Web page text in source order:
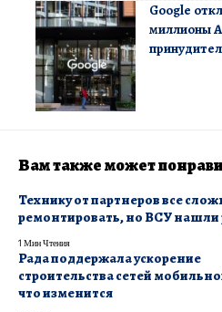
Google
миллионы
Вам также может
Технику от партнеров все
ремонтировать, но ВСУ
1 Мин Чтения
Рада поддержала ускорение
строительства сетей
что изменится